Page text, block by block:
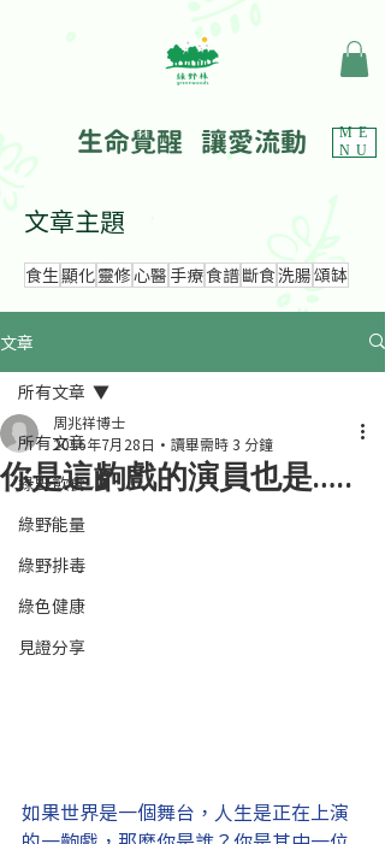
ME
NU
生命覺醒 讓愛流動
文章主題
食生顯化靈修心醫 手療食譜斷食洗腸頌缽
文章
所有文章
綠野飲食
綠野能量
綠野排毒
綠色健康
見證分享
所有文章
你是這齣戲的演員也是…..
周兆祥博士
2016年7月28日
讀畢需時 3 分鐘
如果世界是一個舞台，人生是正在上演